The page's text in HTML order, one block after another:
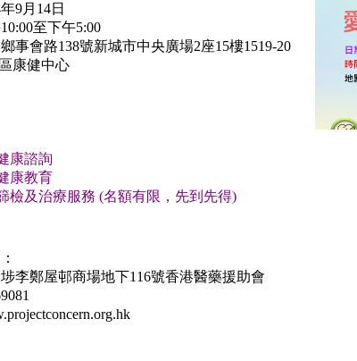
9月14日
至下午5:00
事會路138號新城市中央廣場2座15樓1519-20
康健中心
康諮詢
康教育
檢及治療服務 (名額有限，先到先得)
李鄭屋邨商場地下116號香港醫藥援助會